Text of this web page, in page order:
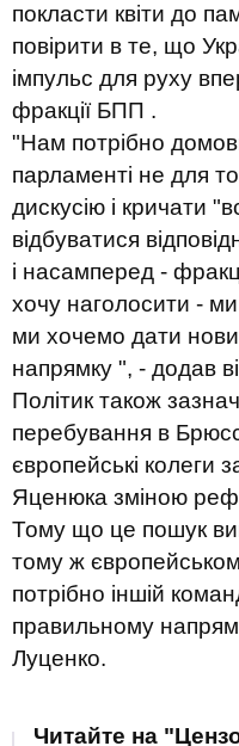
покласти квіти до
повірити в те, що
імпульс для руху
фракції БПП .
"Нам потрібно
парламенті не для
дискусію і кричати
відбуватися
і насамперед -
хочу наголосити -
ми хочемо дати
напрямку ", - додав
Політик також
перебування в
європейські колеги
Яценюка зміною
Тому що це пошук
тому ж
потрібно іншій
правильному
Луценко.
Читайте на